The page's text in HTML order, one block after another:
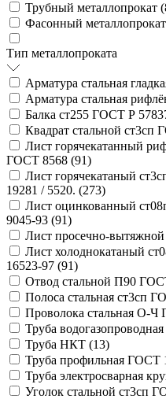
Трубный металлопрокат (
Фасонный
Тип металлопроката
Арматура стальная
Арматура стальная
Балка ст255 ГОСТ Р
Квадрат стальной ст3сп
Лист горячекатанный
ГОСТ 8568 (91)
Лист горячекатаный
19281 / 5520. (273)
Лист оцинкованный
9045-93 (91)
Лист просечно-
Лист холоднокатаный
16523-97 (91)
Отвод стальной П90
Полоса стальная ст3сп
Проволока стальная О-Ч
Труба
Труба НКТ (13)
Труба профильная ГОСТ
Труба электросварная
Уголок стальной ст3сп